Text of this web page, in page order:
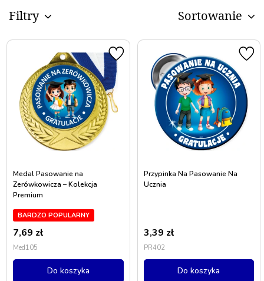
Filtry Sortowanie
Medal Pasowanie na
Zerówkowicza – Kolekcja
Premium
BARDZO POPULARNY
7,69 zł
Med105
Do koszyka
Przypinka Na Pasowanie Na
Ucznia
3,39 zł
PR402
Do koszyka